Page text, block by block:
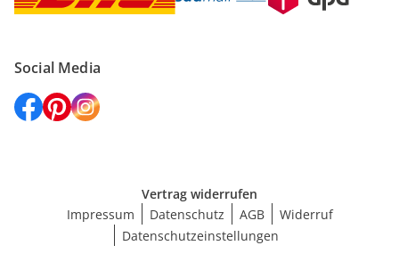
Social Media
Vertrag widerrufen
Impressum
Datenschutz AGB
Widerruf
Datenschutzeinstellungen